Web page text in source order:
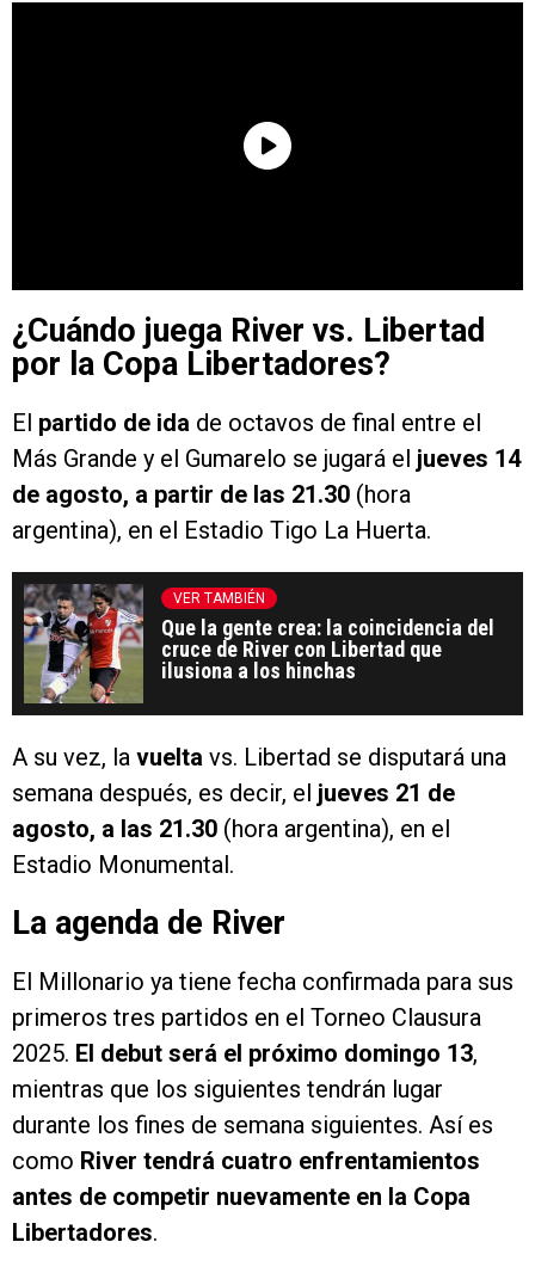
¿Cuándo juega River vs. Libertad
por la Copa Libertadores?
El partido de ida de octavos de final entre el
Más Grande y el Gumarelo se jugará el jueves 14
de agosto, a partir de las 21.30 (hora
argentina), en el Estadio Tigo La Huerta.
VER TAMBIÉN
Que la gente crea: la coincidencia del
cruce de River con Libertad que
ilusiona a los hinchas
A su vez, la vuelta vs. Libertad se disputará una
semana después, es decir, el jueves 21 de
agosto, a las 21.30 (hora argentina), en el
Estadio Monumental.
La agenda de River
El Millonario ya tiene fecha confirmada para sus
primeros tres partidos en el Torneo Clausura
2025. El debut será el próximo domingo 13,
mientras que los siguientes tendrán lugar
durante los fines de semana siguientes. Así es
como River tendrá cuatro enfrentamientos
antes de competir nuevamente en la Copa
Libertadores.